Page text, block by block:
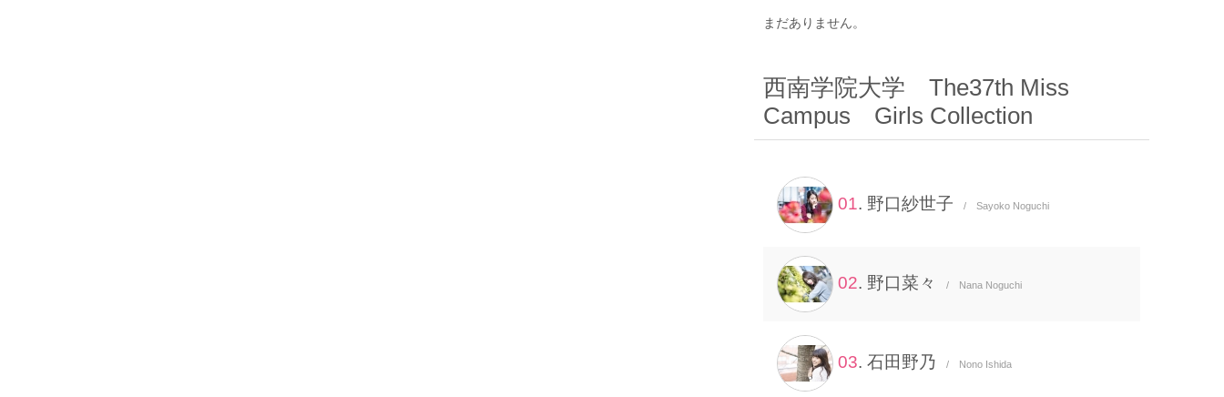
まだありません。
西南学院大学 The37th Miss
Campus Girls Collection
01. 野口紗世子 / Sayoko Noguchi
02. 野口菜々 / Nana Noguchi
03. 石田野乃 / Nono Ishida